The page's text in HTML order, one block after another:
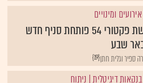
אירועים ומינויים
רשת פקטורי 54 פותחת סניף חדש
שבע
{19}ספיר וגלית חתן
בנקאות דיגיטלית| ניתוח